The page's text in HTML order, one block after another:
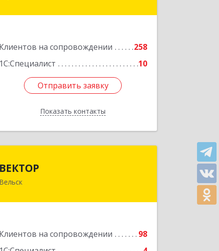
Клиентов на сопровождении
258
1С:Специалист
10
Отправить заявку
Показать контакты
Отправить заявку
Назад
ВЕКТОР
Вельск
Клиентов на сопровождении
98
165150, Архангельская обл, Вельский
Подробнее